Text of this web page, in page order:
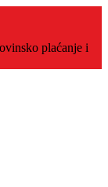
plaćanje i